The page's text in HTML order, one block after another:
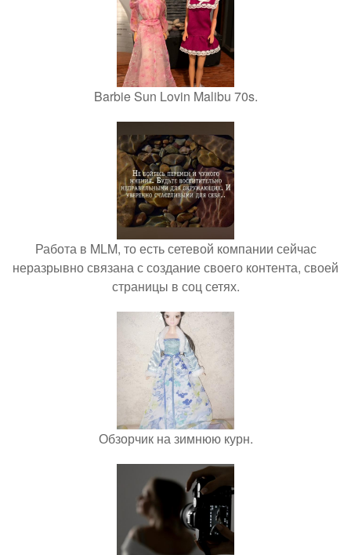
Barbie Sun Lovin Malibu 70s.
Работа в MLM, то есть сетевой компании сейчас
неразрывно связана с создание своего контента, своей
страницы в соц сетях.
Обзорчик на зимнюю курн.